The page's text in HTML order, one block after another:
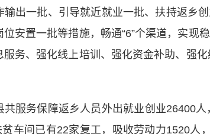
输出一批、引导就近就业一批、扶持返乡
安置一批等措施，畅通“6”个渠道，实现
务、强化线上培训、强化资金补助、强
务保障返乡人员外出就业创业26400人
车间已有22家复工，吸收劳动力1520人